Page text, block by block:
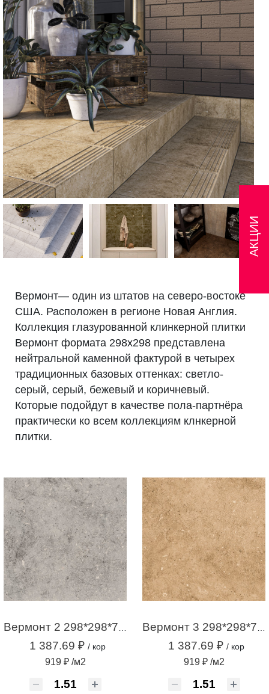
Вермонт— один из штатов на северо-востоке
США. Расположен в регионе Новая Англия.
Коллекция глазурованной клинкерной плитки
Вермонт формата 298х298 представлена
нейтральной каменной фактурой в четырех
традиционных базовых оттенках: светло-
серый, серый, бежевый и коричневый.
Которые подойдут в качестве пола-партнёра
практически ко всем коллекциям клнкерной
плитки.
Вермонт 2 298*298*7 НОВЫЙ серый (1,51м2 / 17шт)
1 387.69 ₽ / кор
919 ₽ /м2
Вермонт 3 298*298*7 НОВЫЙ бежевый (1,51м2 / 17шт)
1 387.69 ₽ / кор
919 ₽ /м2
АКЦИИ